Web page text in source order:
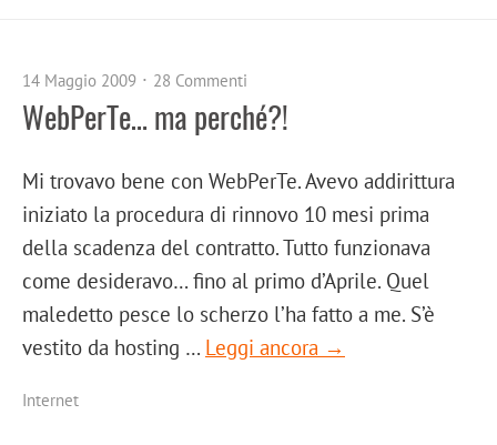
14 Maggio 2009 28 Commenti
WebPerTe… ma perché?!
Mi trovavo bene con WebPerTe. Avevo addirittura
iniziato la procedura di rinnovo 10 mesi prima
della scadenza del contratto. Tutto funzionava
come desideravo… fino al primo d’Aprile. Quel
maledetto pesce lo scherzo l’ha fatto a me. S’è
vestito da hosting … Leggi ancora →
Internet